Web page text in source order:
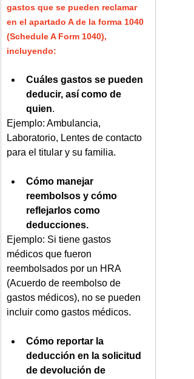
gastos que se pueden reclamar
en el apartado A de la forma 1040
(Schedule A Form 1040),
incluyendo:
Cuáles gastos se pueden
deducir, así como de
quien.
Ejemplo: Ambulancia,
Laboratorio, Lentes de contacto
para el titular y su familia.
Cómo manejar
reembolsos y cómo
reflejarlos como
deducciones.
Ejemplo: Si tiene gastos
médicos que fueron
reembolsados por un HRA
(Acuerdo de reembolso de
gastos médicos), no se pueden
incluir como gastos médicos.
Cómo reportar la
deducción en la solicitud
de devolución de